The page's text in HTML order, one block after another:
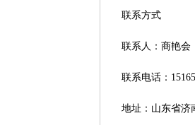
联系方式
联系人：商艳会
联系电话：
地址：山东省济